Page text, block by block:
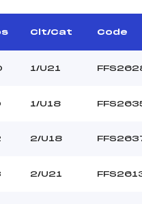
BUTTIN JULIEN (MB)
10h20
BOUTROUELLE GIRAULT
Clt/Cat Code
1/U21
1/U18
2/U18
2/U21